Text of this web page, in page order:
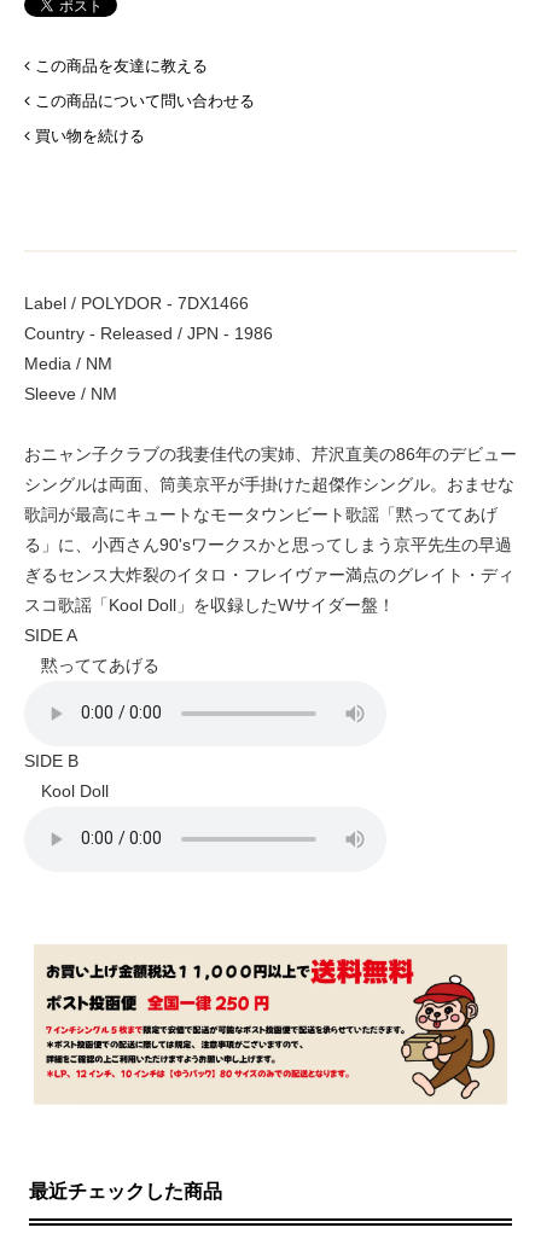
この商品を友達に教える
この商品について問い合わせる
買い物を続ける
Label / POLYDOR - 7DX1466
Country - Released / JPN - 1986
Media / NM
Sleeve / NM
おニャン子クラブの我妻佳代の実姉、芹沢直美の86年のデビュー
シングルは両面、筒美京平が手掛けた超傑作シングル。おませな
歌詞が最高にキュートなモータウンビート歌謡「黙っててあげ
る」に、小西さん90'sワークスかと思ってしまう京平先生の早過
ぎるセンス大炸裂のイタロ・フレイヴァー満点のグレイト・ディ
スコ歌謡「Kool Doll」を収録したWサイダー盤！
SIDE A
黙っててあげる
SIDE B
Kool Doll
最近チェックした商品